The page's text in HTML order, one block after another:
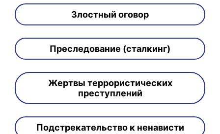
Злостный оговор
Преследование (сталкинг)
Жертвы террористических
преступлений
Подстрекательство к ненависти